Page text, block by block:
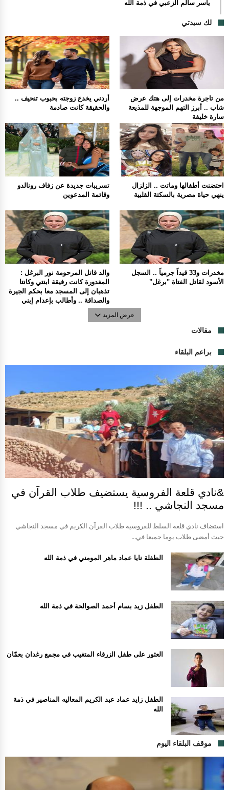
ياسر سالم الزعبي في ذمة الله
لك سيدتي
أردني يخدع زوجته بحبوب تنحيف ..
والحقيقة كانت صادمة
من تاجرة مخدرات إلى هتك عرض
شاب .. أبرز التهم الموجهة للمذيعة
سارة خليفة
تسريبات جديدة عن زفاف رونالدو
وقائمة المدعوين
احتضنت أطفالها وماتت .. الزلزال
ينهي حياة مصرية بالسكتة القلبية
والد قاتل المرحومة نور البرغل :
المغدورة كانت رفيقة ابنتي وكانتا
تذهبان إلى المسجد معا بحكم الجيرة
والصداقة .. وأطالب بإعدام إبني
مخدرات و33 قيداً جرمياً .. السجل
الأسود لقاتل الفتاة "برغل"
عرض المزيد
مقالات
براعم البلقاء
&نادي قلعة الفروسية يستضيف طلاب القرآن في
مسجد النجاشي .. !!!
استضاف نادي قلعة السلط للفروسية طلاب القرآن الكريم في مسجد النجاشي
حيث أمضى طلاب يوما جميعا في...
الطفلة نايا عماد ماهر المومني في ذمة الله
الطفل زيد بسام أحمد الصوالحة في ذمة الله
العثور على طفل الزرقاء المتغيب في مجمع رغدان بعمّان
الطفل زايد عماد عبد الكريم المعاليه المناصير في ذمة
الله
موقف البلقاء اليوم